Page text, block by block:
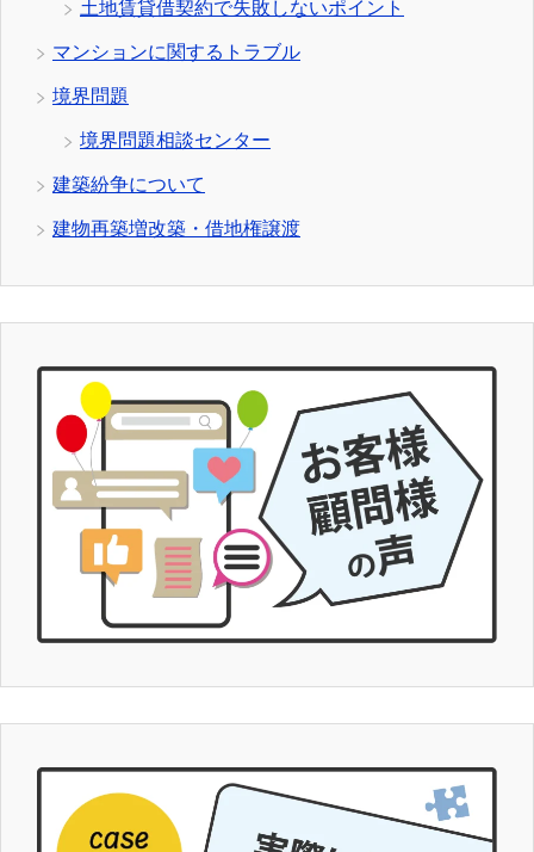
土地賃貸借契約で失敗しないポイント
マンションに関するトラブル
境界問題
境界問題相談センター
建築紛争について
建物再築増改築・借地権譲渡